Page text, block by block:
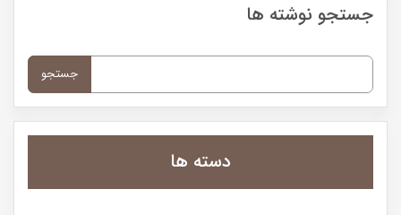
جستجو نوشته ها
برای:
دسته ها